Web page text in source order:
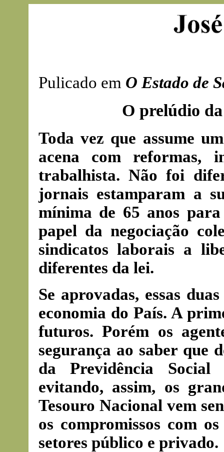
Pulicado em O Estado de
O prelúdio
Toda vez que assume
acena com reformas,
trabalhista. Não foi
jornais estamparam a
mínima de 65 anos
papel da negociação
sindicatos laborais a
diferentes da lei.
Se aprovadas, essas
economia do País. A
futuros. Porém os
segurança ao saber que
da Previdência
evitando, assim, os
Tesouro Nacional vem
os compromissos com
setores público e privado.